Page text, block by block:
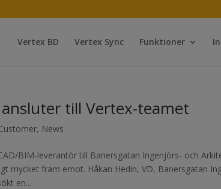
Vertex BD Vertex Sync Funktioner
till Vertex-teamet
, News
BIM-leverantör till Banersgatan Ingenjörs- och
mycket fram emot. Håkan Hedin, VD, Banersgatan
en...